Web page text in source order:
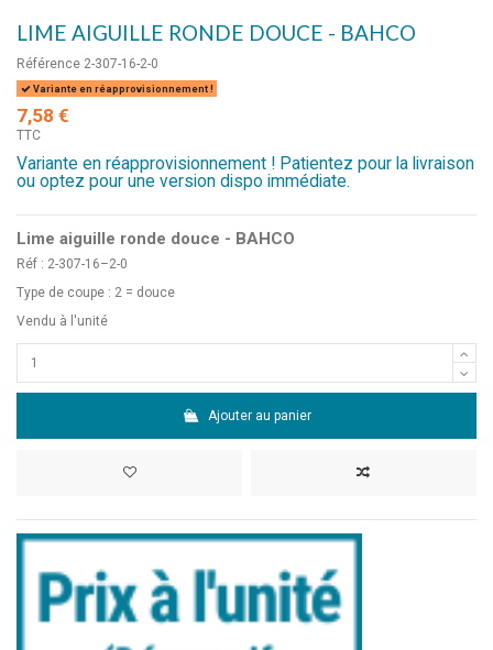
LIME AIGUILLE RONDE DOUCE - BAHCO
Référence 2-307-16-2-0
Variante en réapprovisionnement !
7,58 €
TTC
Variante en réapprovisionnement ! Patientez pour la livraison
ou optez pour une version dispo immédiate.
Lime aiguille ronde douce - BAHCO
Réf : 2-307-16–2-0
Type de coupe : 2 = douce
Vendu à l'unité
Ajouter au panier